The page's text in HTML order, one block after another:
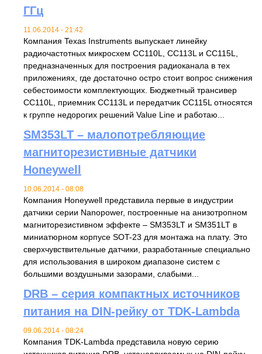
ГГц
11.06.2014 - 21:42
Компания Texas Instruments выпускает линейку
радиочастотных микросхем CC110L, CC113L и CC115L,
предназначенных для построения радиоканала в тех
приложениях, где достаточно остро стоит вопрос снижения
себестоимости комплектующих. Бюджетный трансивер
CC110L, приемник CC113L и передатчик CC115L относятся
к группе недорогих решений Value Line и работаю...
SM353LT – малопотребляющие
магниторезистивные датчики
Honeywell
10.06.2014 - 08:08
Компания Honeywell представила первые в индустрии
датчики серии Nanopower, построенные на анизотропном
магниторезистивном эффекте – SM353LT и SM351LT в
миниатюрном корпусе SOT-23 для монтажа на плату. Это
сверхчувствительные датчики, разработанные специально
для использования в широком диапазоне систем c
большими воздушными зазорами, слабыми...
DRB – серия компактных источников
питания на DIN-рейку от TDK-Lambda
09.06.2014 - 08:24
Компания TDK-Lambda представила новую серию